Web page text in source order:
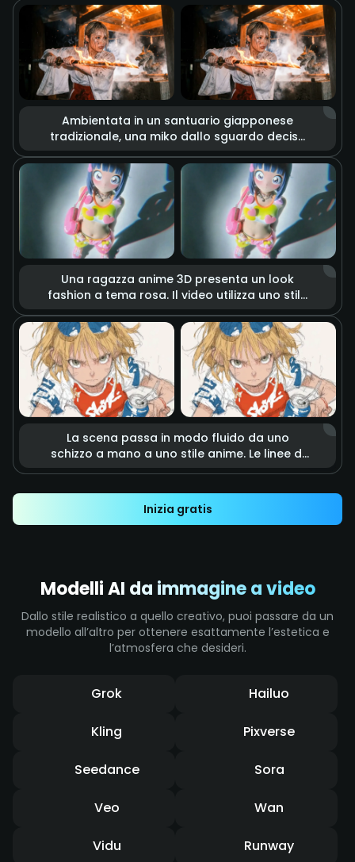
tratto grezzo, con uno sfondo illuminato da
un forte riflettore circolare. Il rallentatore
enfatizza ogni movimento, creando
un’estetica urbana e dal sapore rétro.
Ambientata in un santuario giapponese
tradizionale, una miko dallo sguardo deciso
fiamme intense e realistiche, con scintille e
fumo nell’aria. L’illuminazione
cinematografica accentua la tensione di uno
scontro imminente, come in una scena
d’azione.
Una ragazza anime 3D presenta un look
fashion a tema rosa. Il video utilizza uno stile
e capi che fluttuano come se fossero vivi.
Luci morbide da studio e colori vivaci creano
un’atmosfera dolce, energica e sognante.
La scena passa in modo fluido da uno
schizzo a mano a uno stile anime. Le linee di
lattina. Effetti di speed lines e motion blur
enfatizzano l’impatto e la velocità.
Inizia gratis
Modelli AI da immagine a video
Dallo stile realistico a quello creativo, puoi passare da un
modello all’altro per ottenere esattamente l’estetica e
l’atmosfera che desideri.
Grok Hailuo
Kling Pixverse
Seedance Sora
Veo Wan
Vidu Runway